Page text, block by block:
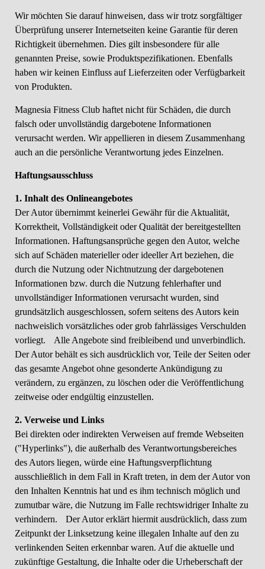
Wir möchten Sie darauf hinweisen, dass wir trotz sorgfältiger
Überprüfung unserer Internetseiten keine Garantie für deren
Richtigkeit übernehmen. Dies gilt insbesondere für alle
genannten Preise, sowie Produktspezifikationen. Ebenfalls
haben wir keinen Einfluss auf Lieferzeiten oder Verfügbarkeit
von Produkten.
Magnesia Fitness Club haftet nicht für Schäden, die durch
falsch oder unvollständig dargebotene Informationen
verursacht werden. Wir appellieren in diesem Zusammenhang
auch an die persönliche Verantwortung jedes Einzelnen.
Haftungsausschluss
1. Inhalt des Onlineangebotes
Der Autor übernimmt keinerlei Gewähr für die Aktualität,
Korrektheit, Vollständigkeit oder Qualität der bereitgestellten
Informationen. Haftungsansprüche gegen den Autor, welche
sich auf Schäden materieller oder ideeller Art beziehen, die
durch die Nutzung oder Nichtnutzung der dargebotenen
Informationen bzw. durch die Nutzung fehlerhafter und
unvollständiger Informationen verursacht wurden, sind
grundsätzlich ausgeschlossen, sofern seitens des Autors kein
nachweislich vorsätzliches oder grob fahrlässiges Verschulden
vorliegt. Alle Angebote sind freibleibend und unverbindlich.
Der Autor behält es sich ausdrücklich vor, Teile der Seiten oder
das gesamte Angebot ohne gesonderte Ankündigung zu
verändern, zu ergänzen, zu löschen oder die Veröffentlichung
zeitweise oder endgültig einzustellen.
2. Verweise und Links
Bei direkten oder indirekten Verweisen auf fremde Webseiten
("Hyperlinks"), die außerhalb des Verantwortungsbereiches
des Autors liegen, würde eine Haftungsverpflichtung
ausschließlich in dem Fall in Kraft treten, in dem der Autor von
den Inhalten Kenntnis hat und es ihm technisch möglich und
zumutbar wäre, die Nutzung im Falle rechtswidriger Inhalte zu
verhindern. Der Autor erklärt hiermit ausdrücklich, dass zum
Zeitpunkt der Linksetzung keine illegalen Inhalte auf den zu
verlinkenden Seiten erkennbar waren. Auf die aktuelle und
zukünftige Gestaltung, die Inhalte oder die Urheberschaft der